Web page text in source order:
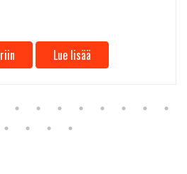
Lue lisää